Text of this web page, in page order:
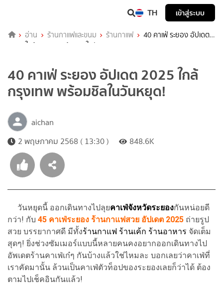
TH เข้าสู่ระบบ
อ่าน ร้านกาแฟและขนม ร้านกาแฟ
40 คาเฟ่ ระยอง อัปเดต
2025 ใกล้กรุงเทพ พร้อมชิลในวันหยุด!
40 คาเฟ่ ระยอง อัปเดต 2025 ใกล้
กรุงเทพ พร้อมชิลในวันหยุด!
aichan
2 พฤษภาคม 2568 ( 13:30 )
848.6K
วันหยุดนี้ ออกเดินทางไปลุยคาเฟ่จังหวัดระยองกันหน่อยดี
กว่า! กับ 45 คาเฟ่ระยอง ร้านกาแฟสวย อัปเดต 2025 ถ่ายรูป
สวย บรรยากาศดี มีทั้งร้านกาแฟ ร้านเค้ก ร้านอาหาร จัดเต็ม
สุดๆ! ยิ่งช่วงซัมเมอร์แบบนี้หลายคนคงอยากออกเดินทางไป
อัพเดตร้านคาเฟ่เก๋ๆ กันบ้างแล้วใช่ไหมละ บอกเลยว่าคาเฟ่ที่
เราคัดมานั้น ล้วนเป็นคาเฟ่ตัวท็อปของระยองเลยก็ว่าได้ ต้อง
ตามไปเช็คอินกันแล้ว!